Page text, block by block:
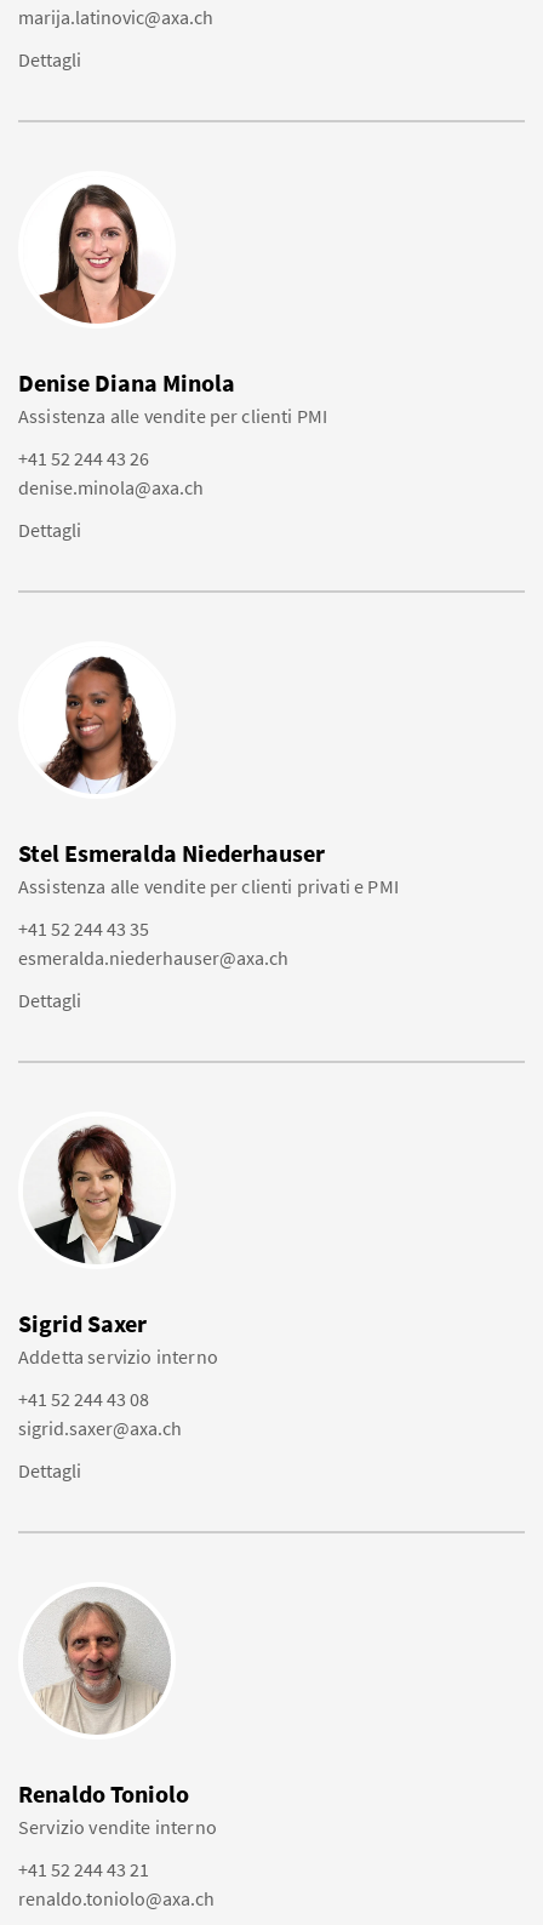
marija.latinovic@axa.ch
Dettagli
Denise Diana Minola
Assistenza alle vendite per clienti PMI
+41 52 244 43 26
denise.minola@axa.ch
Dettagli
Stel Esmeralda Niederhauser
Assistenza alle vendite per clienti privati e PMI
+41 52 244 43 35
esmeralda.niederhauser@axa.ch
Dettagli
Sigrid Saxer
Addetta servizio interno
+41 52 244 43 08
sigrid.saxer@axa.ch
Dettagli
Renaldo Toniolo
Servizio vendite interno
+41 52 244 43 21
renaldo.toniolo@axa.ch